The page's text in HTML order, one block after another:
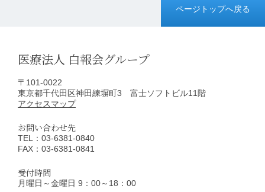
ページトップへ戻る
医療法人 白報会グループ
〒101-0022
東京都千代田区神田練塀町3 富士ソフトビル11階
アクセスマップ
お問い合わせ先
TEL：03-6381-0840
FAX：03-6381-0841
受付時間
月曜日～金曜日 9：00～18：00